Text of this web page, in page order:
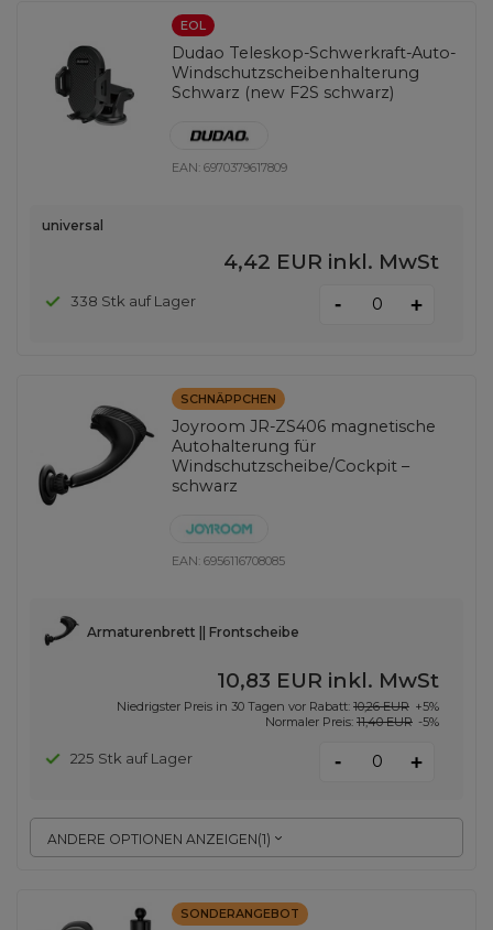
EOL
Dudao Teleskop-Schwerkraft-Auto-
Windschutzscheibenhalterung
Schwarz (new F2S schwarz)
EAN:6970379617809
universal
4,42 EUR inkl. MwSt
338 Stk auf Lager - +
SCHNÄPPCHEN
Joyroom JR-ZS406 magnetische
Autohalterung für
Windschutzscheibe/Cockpit –
schwarz
EAN:6956116708085
ANDERE OPTIONEN ANZEIGEN(1)
Armaturenbrett || Frontscheibe
10,83 EUR inkl. MwSt
Niedrigster Preis in 30 Tagen vor Rabatt: 10,26 EUR +5%
Normaler Preis: 11,40 EUR -5%
225 Stk auf Lager - +
SONDERANGEBOT